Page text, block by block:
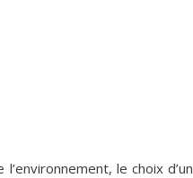
le choix d’un